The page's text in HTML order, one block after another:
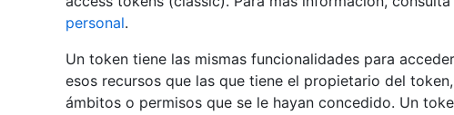
personal.
Un token tiene las mismas funcionalidades para
esos recursos que las que tiene el propietario del
ámbitos o permisos que se le hayan concedido. Un